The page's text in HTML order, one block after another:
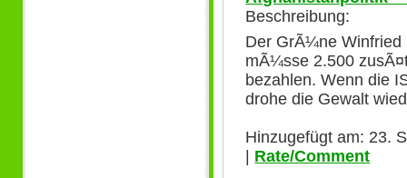
Beschreibung:
Der GrÃ¼ne Winfried
mÃ¼sse 2.500
bezahlen. Wenn die
drohe die Gewalt
Hinzugefügt am: 23.
Rate/Comment